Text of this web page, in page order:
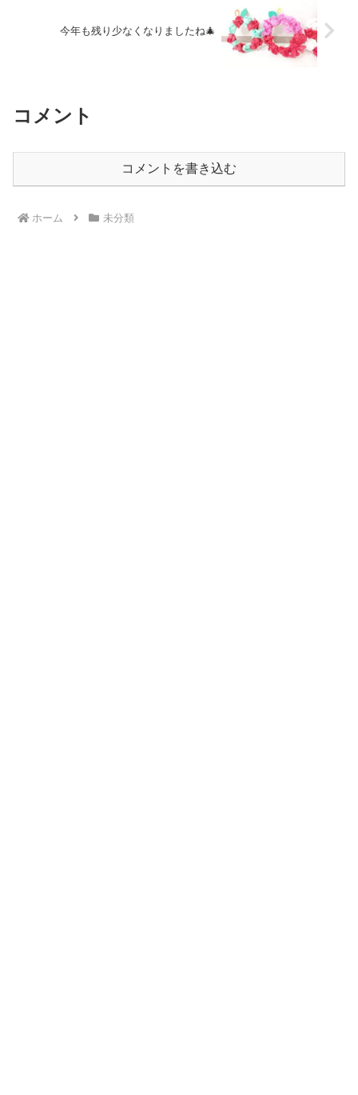
今年も残り少なくなりましたね🎄
コメント
コメントを書き込む
ホーム 未分類